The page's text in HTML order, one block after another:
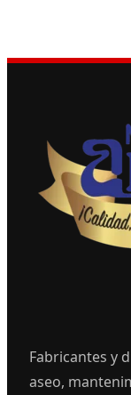
Fabricantes y
aseo,